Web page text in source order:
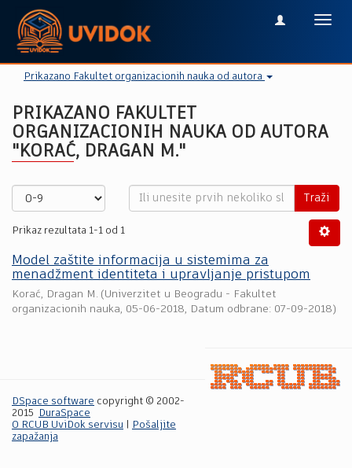
Prikazano Fakultet organizacionih nauka od autora
PRIKAZANO FAKULTET
ORGANIZACIONIH NAUKA OD AUTORA
"KORAĆ, DRAGAN M."
Traži
Prikaz rezultata 1-1 od 1
Model zaštite informacija u sistemima za
menadžment identiteta i upravljanje pristupom
Korać, Dragan M. (Univerzitet u Beogradu - Fakultet
organizacionih nauka, 05-06-2018, Datum odbrane: 07-09-2018)
DSpace software copyright © 2002-
2015
DuraSpace
O RCUB UviDok servisu
Pošaljite
zapažanja